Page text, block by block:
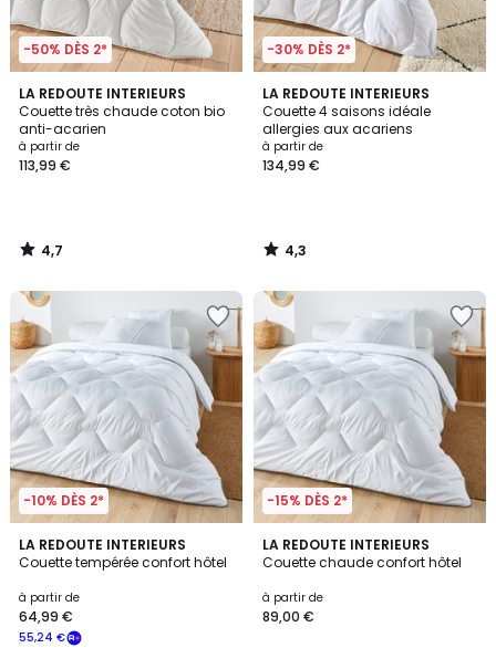
-50% DÈS 2*
LA REDOUTE INTERIEURS
Couette très chaude coton bio
anti-acarien
à partir de
113,99 €
4,7
/ 5
4,7
/
-30% DÈS 2*
LA REDOUTE INTERIEURS
Couette 4 saisons idéale
allergies aux acariens
à partir de
134,99 €
4,3
/ 5
4,3
/
-10% DÈS 2*
LA REDOUTE INTERIEURS
Couette tempérée confort hôtel
à partir de
55,24 €
64,99 €
4,6
/ 5
-15% DÈS 2*
LA REDOUTE INTERIEURS
Couette chaude confort hôtel
à partir de
89,00 €
4,8
/ 5